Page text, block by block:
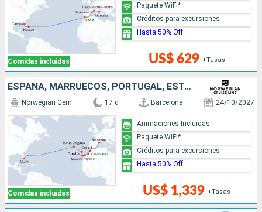
Comidas incluidas US$ 629 +Tasas
Paquete WiFi*
Créditos para excursiones
Hasta 50% Off
ESPAÑA, MARRUECOS, PORTUGAL, ESTADOS UNIDOS
Comidas incluidas
Norwegian Gem 17 d Barcelona 24/10/2027
US$ 1,339 +Tasas
Animaciones Incluidas
Paquete WiFi*
Créditos para excursiones
Hasta 50% Off